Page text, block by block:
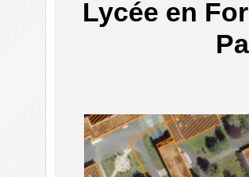
Lycée en